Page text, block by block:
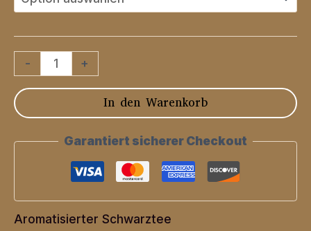
-
Earl
Menge
+
In den Warenkorb
Garantiert sicherer Checkout
Aromatisierter Schwarztee